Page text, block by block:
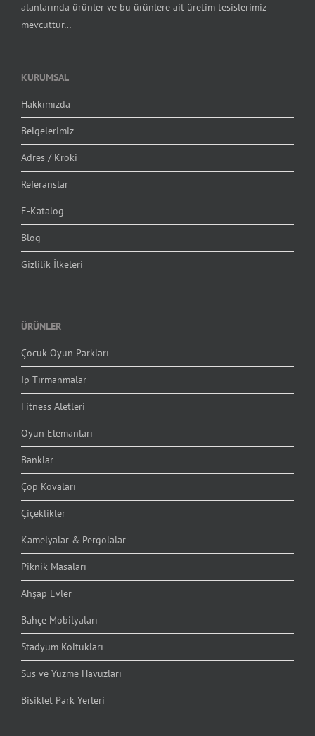
alanlarında ürünler ve bu ürünlere ait üretim tesislerimiz
mevcuttur…
KURUMSAL
Hakkımızda
Belgelerimiz
Adres / Kroki
Referanslar
E-Katalog
Blog
Gizlilik İlkeleri
ÜRÜNLER
Çocuk Oyun Parkları
İp Tırmanmalar
Fitness Aletleri
Oyun Elemanları
Banklar
Çöp Kovaları
Çiçeklikler
Kamelyalar & Pergolalar
Piknik Masaları
Ahşap Evler
Bahçe Mobilyaları
Stadyum Koltukları
Süs ve Yüzme Havuzları
Bisiklet Park Yerleri